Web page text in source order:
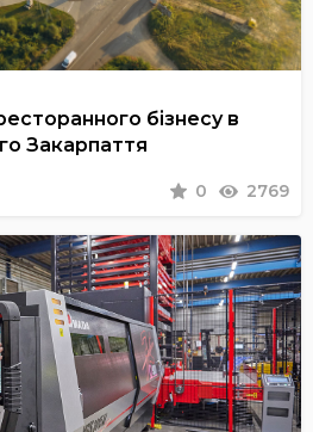
бізнесу в
Закарпаття
0 2769